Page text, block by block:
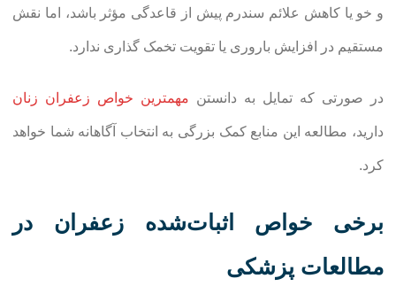
و خو یا کاهش علائم سندرم پیش از قاعدگی مؤثر باشد، اما نقش
مستقیم در افزایش باروری یا تقویت تخمک گذاری ندارد.
در صورتی که تمایل به دانستن مهمترین خواص زعفران زنان
دارید، مطالعه این منابع کمک بزرگی به انتخاب آگاهانه شما خواهد
کرد.
برخی خواص اثبات‌شده زعفران در
مطالعات پزشکی